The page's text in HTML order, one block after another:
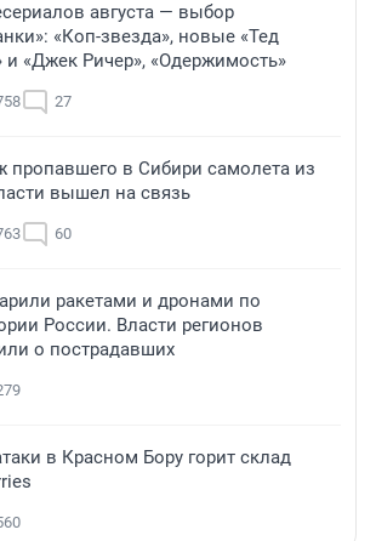
августа — выбор
«Коп-звезда», новые «Тед
и «Джек Ричер», «Одержимость»
27
пропавшего в Сибири самолета из
вышел на связь
60
ракетами и дронами по
России. Власти регионов
о пострадавших
в Красном Бору горит склад